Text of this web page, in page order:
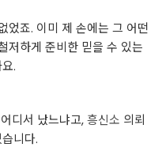
었죠. 이미 제 손에는 그 어떤
저하게 준비한 믿을 수 있는
.
디서 났느냐고,흥신소 의뢰
니다.